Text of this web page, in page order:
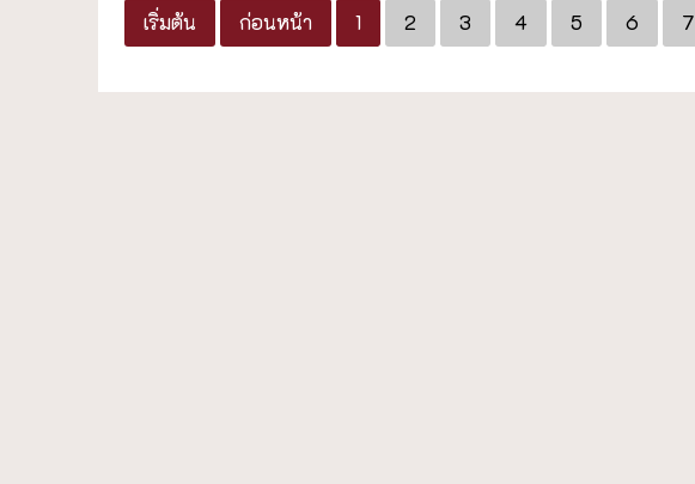
เริ่มต้น ก่อนหน้า 1 2 3 4 5 6 7